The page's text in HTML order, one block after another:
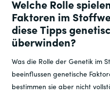
Welche Rolle
Faktoren im
diese Tipps
überwinden?
Was die Rolle der Genetik im
beeinflussen genetische
bestimmen sie aber nicht